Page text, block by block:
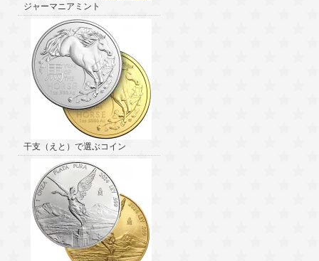
ジャーマニアミント
干支（えと）で選ぶコイン